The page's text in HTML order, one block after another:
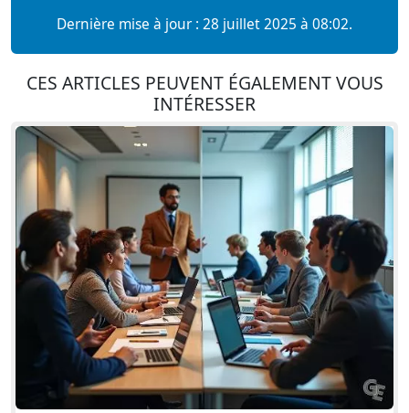
Dernière mise à jour : 28 juillet 2025 à 08:02.
CES ARTICLES PEUVENT ÉGALEMENT VOUS
INTÉRESSER